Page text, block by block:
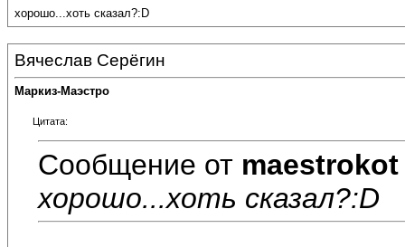
хорошо...хоть сказал?:D
Вячеслав Серёгин
Маркиз-Маэстро
Цитата:
Сообщение от maestrokot
хорошо...хоть сказал?:D